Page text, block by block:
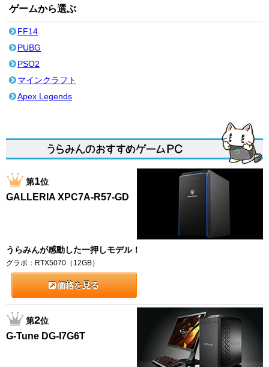
ゲームから選ぶ
FF14
PUBG
PSO2
マインクラフト
Apex Legends
第1位
GALLERIA XPC7A-R57-GD
うらみんが感動した一押しモデル！
グラボ：RTX5070（12GB）
価格を見る
第2位
G-Tune DG-I7G6T